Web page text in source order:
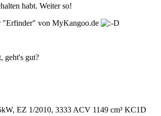
habt. Weiter so!
"Erfinder" von MyKangoo.de
geht's gut?
EZ 1/2010, 3333 ACV 1149 cm³ KC1D